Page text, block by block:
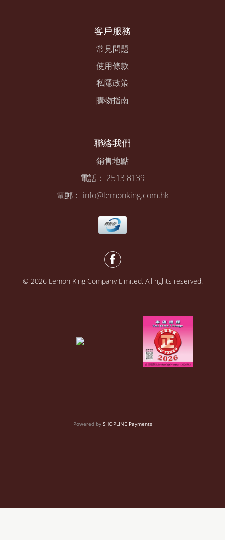
客戶服務
常見問題
使用條款
私隱政策
購物指南
聯絡我們
銷售地點
電話： 2513 8139
電郵： info@lemonking.com.hk
© 2026 Lemon King Company Limited. All rights reserved.
Powered by SHOPLINE Payments